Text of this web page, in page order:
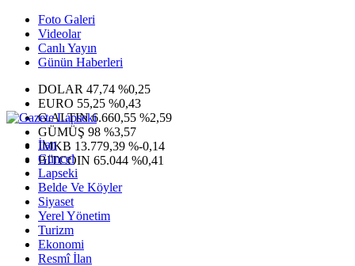
Foto Galeri
Videolar
Canlı Yayın
Günün Haberleri
DOLAR 47,74 %0,25
EURO 55,25 %0,43
G.ALTIN6.660,55 %2,59
GÜMÜŞ 98 %3,57
IMKB 13.779,39 %-0,14
BITCOIN 65.044 %0,41
İlan
Güncel
Lapseki
Belde Ve Köyler
Siyaset
Yerel Yönetim
Turizm
Ekonomi
Resmî İlan